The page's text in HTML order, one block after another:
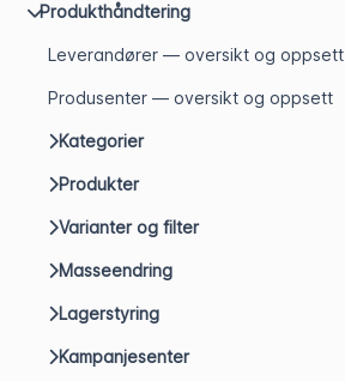
Produkthåndtering
Leverandører — oversikt og oppsett
Produsenter — oversikt og oppsett
Kategorier
Produkter
Varianter og filter
Masseendring
Lagerstyring
Kampanjesenter